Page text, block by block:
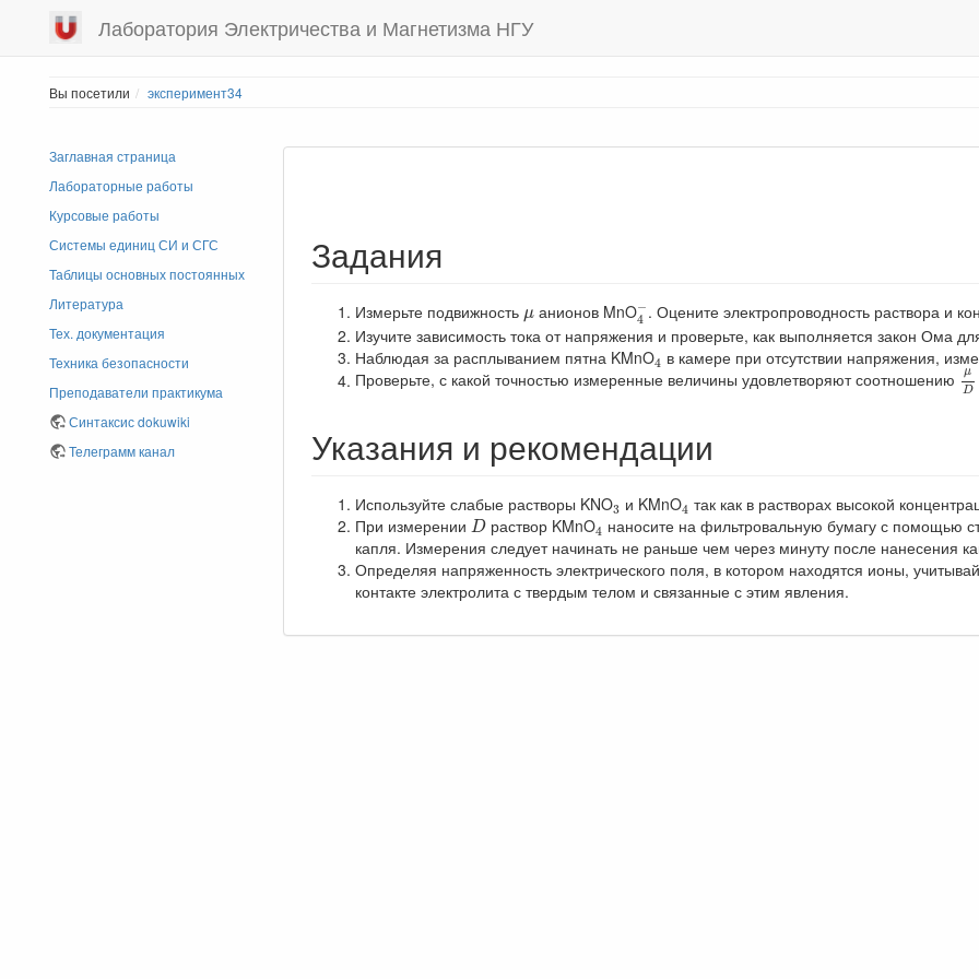
Лаборатория Электричества и Магнетизма НГУ
Вы посетили эксперимент34
Заглавная страница
Лабораторные работы
Курсовые работы
Системы единиц СИ и СГС
Таблицы основных постоянных
Литература
Тех. документация
Техника безопасности
Преподаватели практикума
Синтаксис dokuwiki
Телеграмм канал
Задания
Измерьте подвижность μ
μ анионов MnO−
4
4. Оцените электропроводность раствора и
Изучите зависимость тока от напряжения и проверьте, как выполняется закон Ома
Наблюдая за расплыванием пятна KMnO4
4 в камере при отсутствии напряжения,
Проверьте, с какой точностью измеренные величины удовлетворяют соотношению
μ
D
μ
Указания и рекомендации
Используйте слабые растворы KNO3
3 и KMnO4
4 так как в растворах высокой
При измерении D
D раствор KMnO4
4 наносите на фильтровальную бумагу с помощью
капля. Измерения следует начинать не раньше чем через минуту после нанесения
Определяя напряженность электрического поля, в котором находятся ионы,
контакте электролита с твердым телом и связанные с этим явления.